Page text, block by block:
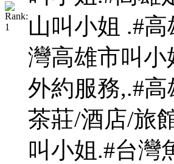
山叫小姐 .#
灣高雄市叫小
外約服務,.#
茶莊/酒店/旅
叫小姐.#台灣